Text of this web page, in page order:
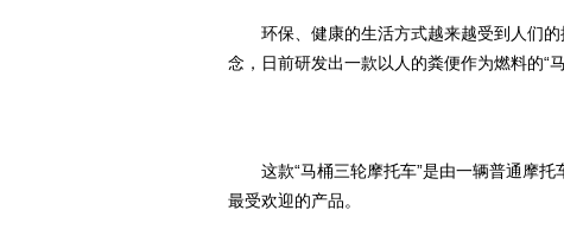
环保、健康的生活方式越来越受到人们的
念，日前研发出一款以人的粪便作为燃料的“马
这款“马桶三轮摩托车”是由一辆普通摩托
最受欢迎的产品。